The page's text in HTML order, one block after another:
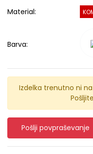
Material:
Barva:
Izdelka trenutno ni
Pošlji povpraševanje